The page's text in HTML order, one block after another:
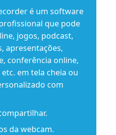
é um software
que pode
jogos, podcast,
apresentações,
conferência online,
em tela cheia ou
com
da webcam.